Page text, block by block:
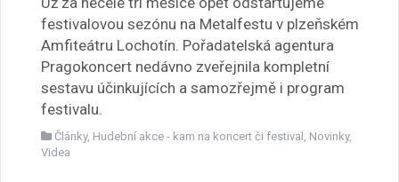
festivalovou sezónu na Metalfestu v plzeňském
Amfiteátru Lochotín. Pořadatelská agentura
Pragokoncert nedávno zveřejnila kompletní
sestavu účinkujících a samozřejmě i program
festivalu.
Články, Hudební akce - kam na koncert či festival Novinky,
Videa